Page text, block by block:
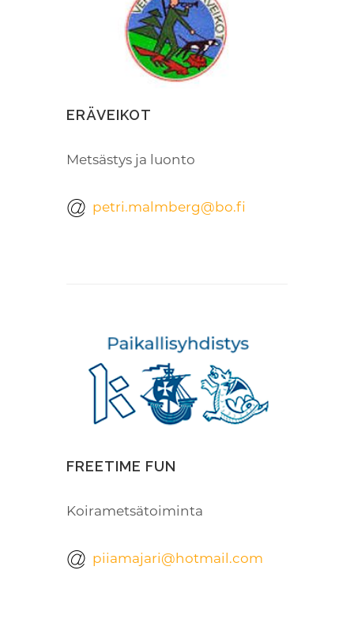
ERÄVEIKOT
Metsästys ja luonto
petri.malmberg@bo.fi
FREETIME FUN
Koirametsätoiminta
piiamajari@hotmail.com